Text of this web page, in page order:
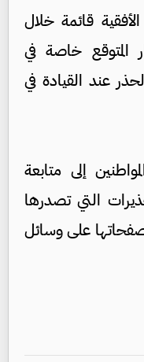
قائمة خلال
المتوقع خاصة في
عند القيادة في
إلى متابعة
التي تصدرها
على وسائل